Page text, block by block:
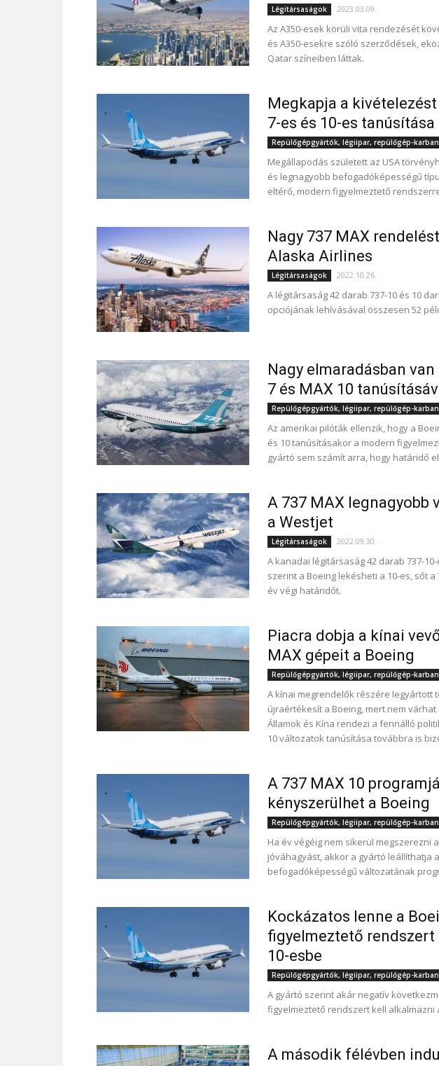
Légitársaságok 2023.03.09.
Az A350-esek körüli vita rendezését
és A350-esekre szóló szerződések,
Qatar színeiben láttak.
Megkapja a
7-es és 10-es tanúsítása
Repülőgépgyártók, légiipar, repülőgép-
Megállapodás született az USA
és legnagyobb befogadóképességű
eltérő, modern figyelmeztető
Nagy 737 MAX
Alaska Airlines
Légitársaságok 2022.10.26.
A légitársaság 42 darab 737-10 és 10
opciójának lehívásával összesen 52
Nagy elmaradásban
7 és MAX 10
Repülőgépgyártók, légiipar, repülőgép-
Az amerikai pilóták ellenzik, hogy a
és 10 tanúsításakor a modern
gyártó sem számít arra, hogy határidő
A 737 MAX legnagyobb
a Westjet
Légitársaságok 2022.09.30.
A kanadai légitársaság 42 darab 737-
szerint a Boeing lekésheti a 10-es, sőt
év végi határidőt.
Piacra dobja a kínai
MAX gépeit a Boeing
Repülőgépgyártók, légiipar, repülőgép-
A kínai megrendelők részére legyártott
újraértékesít a Boeing, mert nem
Államok és Kína rendezi a fennálló
10 változatok tanúsítása továbbra is
A 737 MAX 10
kényszerülhet a Boeing
Repülőgépgyártók, légiipar, repülőgép-
Ha év végéig nem sikerül megszerezni
jóváhagyást, akkor a gyártó leállíthatja
befogadóképességű változatának
Kockázatos lenne a
figyelmeztető rendszert
10-esbe
Repülőgépgyártók, légiipar, repülőgép-
A gyártó szerint akár negatív
figyelmeztető rendszert kell
A második félévben